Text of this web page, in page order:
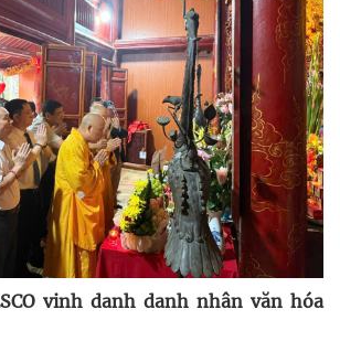
vinh danh danh nhân văn hóa